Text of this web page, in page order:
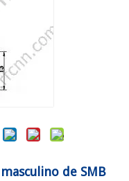
de SMB